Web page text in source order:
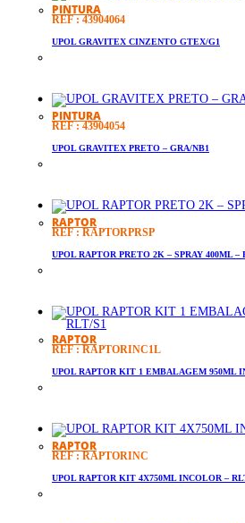
PINTURA
REF : 43904064
UPOL GRAVITEX CINZENTO GTEX/G1
PINTURA
REF : 43904054
UPOL GRAVITEX PRETO – GRA/NB1
RAPTOR
REF : RAPTORPRSP
UPOL RAPTOR PRETO 2K – SPRAY 400ML –
RAPTOR
REF : RAPTORINC1L
UPOL RAPTOR KIT 1 EMBALAGEM 950ML
RAPTOR
REF : RAPTORINC
UPOL RAPTOR KIT 4X750ML INCOLOR –